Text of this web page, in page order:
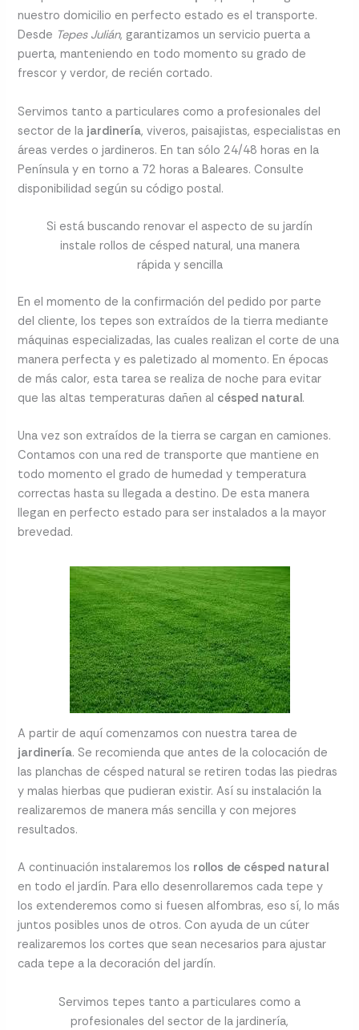
nuestro domicilio en perfecto estado es el transporte.
Desde Tepes Julián, garantizamos un servicio puerta a
puerta, manteniendo en todo momento su grado de
frescor y verdor, de recién cortado.
Servimos tanto a particulares como a profesionales del
sector de la jardinería, viveros, paisajistas, especialistas en
áreas verdes o jardineros. En tan sólo 24/48 horas en la
Península y en torno a 72 horas a Baleares. Consulte
disponibilidad según su código postal.
Si está buscando renovar el aspecto de su jardín
instale rollos de césped natural, una manera
rápida y sencilla
En el momento de la confirmación del pedido por parte
del cliente, los tepes son extraídos de la tierra mediante
máquinas especializadas, las cuales realizan el corte de una
manera perfecta y es paletizado al momento. En épocas
de más calor, esta tarea se realiza de noche para evitar
que las altas temperaturas dañen al césped natural.
Una vez son extraídos de la tierra se cargan en camiones.
Contamos con una red de transporte que mantiene en
todo momento el grado de humedad y temperatura
correctas hasta su llegada a destino. De esta manera
llegan en perfecto estado para ser instalados a la mayor
brevedad.
A partir de aquí comenzamos con nuestra tarea de
jardinería. Se recomienda que antes de la colocación de
las planchas de césped natural se retiren todas las piedras
y malas hierbas que pudieran existir. Así su instalación la
realizaremos de manera más sencilla y con mejores
resultados.
A continuación instalaremos los rollos de césped natural
en todo el jardín. Para ello desenrollaremos cada tepe y
los extenderemos como si fuesen alfombras, eso sí, lo más
juntos posibles unos de otros. Con ayuda de un cúter
realizaremos los cortes que sean necesarios para ajustar
cada tepe a la decoración del jardín.
Servimos tepes tanto a particulares como a
profesionales del sector de la jardinería,